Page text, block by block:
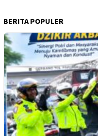
BERITA POPULER